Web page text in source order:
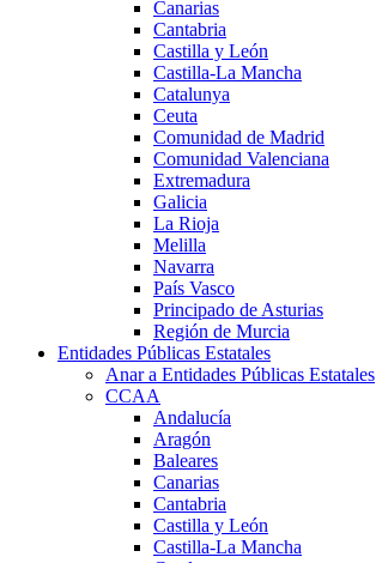
Canarias
Cantabria
Castilla y León
Castilla-La Mancha
Catalunya
Ceuta
Comunidad de Madrid
Comunidad Valenciana
Extremadura
Galicia
La Rioja
Melilla
Navarra
País Vasco
Principado de Asturias
Región de Murcia
Entidades Públicas Estatales
Anar a Entidades Públicas Estatales
CCAA
Andalucía
Aragón
Baleares
Canarias
Cantabria
Castilla y León
Castilla-La Mancha